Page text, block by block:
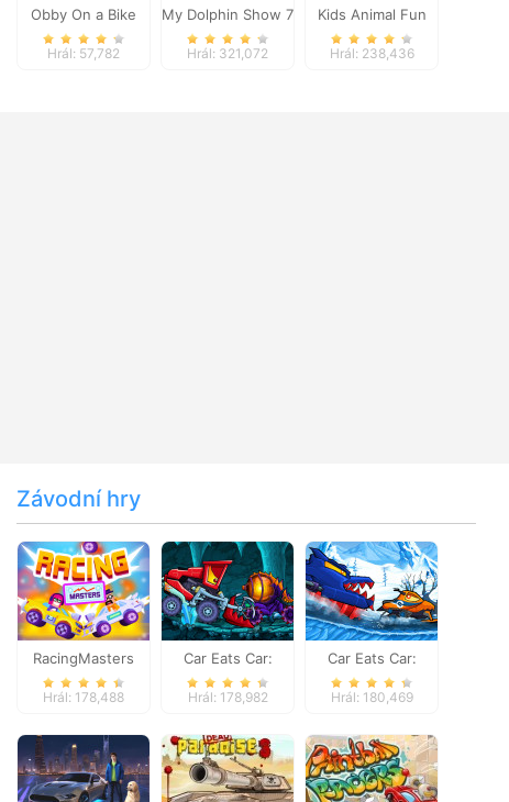
Obby On a Bike
Hrál: 57,782
My Dolphin Show 7
Hrál: 321,072
Kids Animal Fun
Hrál: 238,436
Závodní hry
RacingMasters
Hrál: 178,488
Car Eats Car:
Dungeon
Hrál: 178,982
Car Eats Car:
Winter Adventure
Hrál: 180,469